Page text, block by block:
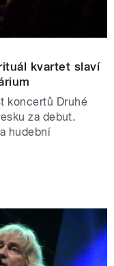
kvartet slaví
koncertů Druhé
za debut.
hudební